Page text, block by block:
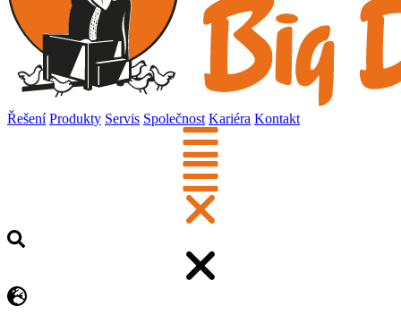
Řešení Produkty Servis Společnost Kariéra Kontakt